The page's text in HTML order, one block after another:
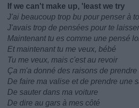
If we can't make up, 'least we try
J'ai beaucoup trop bu pour penser à
J'avais trop de pensées pour te
Maintenant tu es comme une pensé
Et maintenant tu me veux, bébé
Tu me veux, mais c'est au revoir
Ça m'a donné des raisons de
De faire ma valise et de prendre une
De sauter dans ma voiture
De dire au gars à mes côté